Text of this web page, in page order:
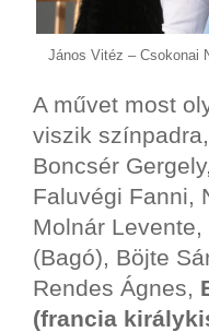
János Vitéz – Csokonai
A művet most
viszik
Boncsér
Faluvégi Fanni,
Molnár
(Bagó), Böjte
Rendes Ágnes,
(francia